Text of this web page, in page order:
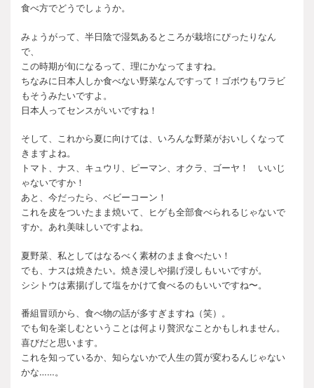
食べ方でどうでしょうか。
みょうがって、半日陰で湿気あるところが栽培にぴったりなん
で、
この時期が旬になるって、理にかなってますね。
ちなみに日本人しか食べない野菜なんですって！ゴボウもワラビ
もそうみたいですよ。
日本人ってセンスがいいですね！
そして、これから夏に向けては、いろんな野菜がおいしくなって
きますよね。
トマト、ナス、キュウリ、ピーマン、オクラ、ゴーヤ！ いいじ
ゃないですか！
あと、今だったら、ベビーコーン！
これを皮をついたまま焼いて、ヒゲも全部食べられるじゃないで
すか。あれ美味しいですよね。
夏野菜、私としてはなるべく素材のまま食べたい！
でも、ナスは焼きたい。焼き浸しや揚げ浸しもいいですが。
シシトウは素揚げして塩をかけて食べるのもいいですね〜。
番組冒頭から、食べ物の話が多すぎますね（笑）。
でも旬を楽しむということは何より贅沢なことかもしれません。
喜びだと思います。
これを知っているか、知らないかで人生の質が変わるんじゃない
かな……。